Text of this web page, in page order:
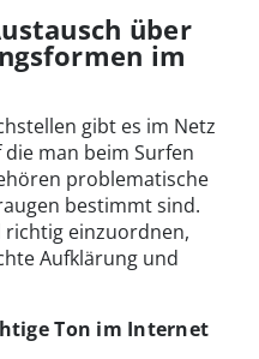
über
im
gibt es im Netz
man beim Surfen
problematische
bestimmt sind.
richtig einzuordnen,
Aufklärung und
Ton im Internet